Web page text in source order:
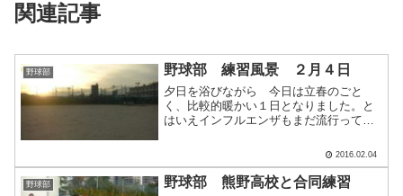
関連記事
野球部 野球部 練習風景 ２月４日
夕日を浴びながら 今日は立春のごと
く、比較的暖かい１日となりました。と
はいえインフルエンザもまだ流行ってお
数名の欠席者がいますが元気よく練習を
ティー、ウェイトトレーニン.....
2016.02.04
野球部 野球部 熊野高校と合同練習